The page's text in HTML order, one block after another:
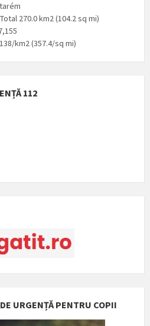
270.0 km2 (104.2 sq mi)
km2 (357.4/sq mi)
112
URGENȚĂ PENTRU COPII